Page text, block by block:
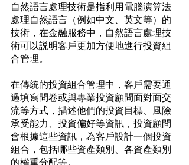
自然語言處理技術是指利用電腦演算法
處理自然語言（例如中文、英文等）的
技術，在金融服務中，自然語言處理技
術可以説明客戶更加方便地進行投資組
合管理。
在傳統的投資組合管理中，客戶需要通
過填寫問卷或與專業投資顧問面對面交
流等方式，描述他們的投資目標、風險
承受能力、投資偏好等資訊，投資顧問
會根據這些資訊，為客戶設計一個投資
組合，包括哪些資產類別、各資產類別
的權重分配等。